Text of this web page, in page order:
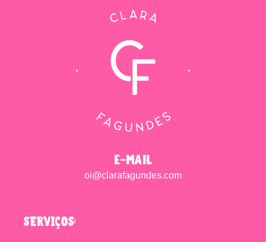
e-mail
oi@clarafagundes.com
SERVIÇOS: